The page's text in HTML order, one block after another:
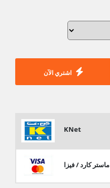
اشتري الآن
KNet
ماستر كارد / فيزا